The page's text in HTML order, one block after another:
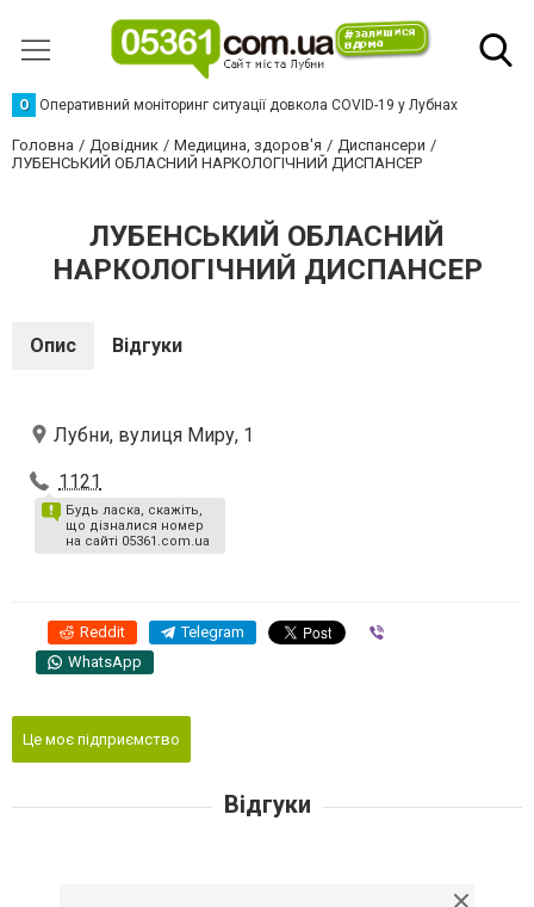
О Оперативний моніторинг ситуації довкола COVID-19 у Лубнах
Головна Довідник Медицина, здоров'я
Диспансери
ЛУБЕНСЬКИЙ ОБЛАСНИЙ НАРКОЛОГІЧНИЙ ДИСПАНСЕР
ЛУБЕНСЬКИЙ ОБЛАСНИЙ
НАРКОЛОГІЧНИЙ ДИСПАНСЕР
Опис Відгуки
Лубни, вулиця Миру, 1
1121
Будь ласка, скажіть,
що дізналися номер
на сайті 05361.com.ua
Reddit Telegram
WhatsApp
Це моє підприємство
Відгуки